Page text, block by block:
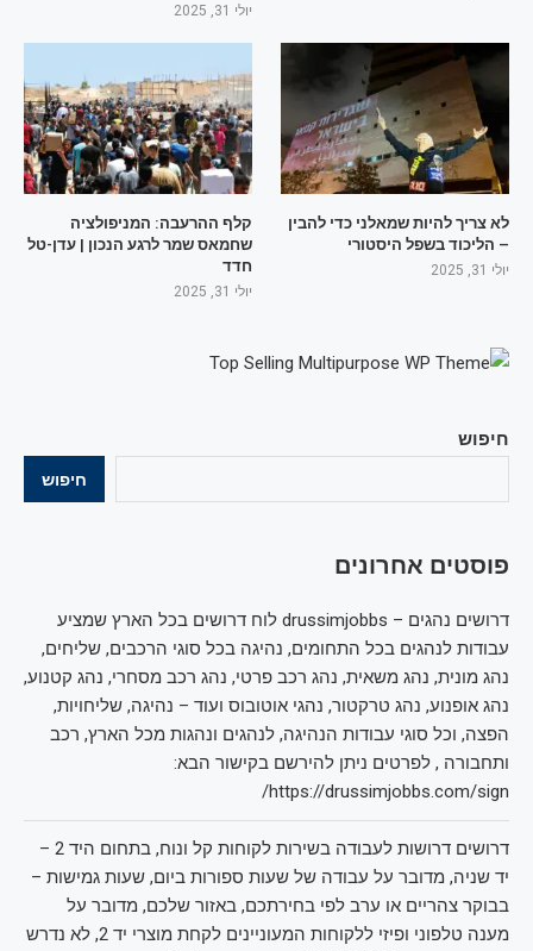
חיפוש
חיפוש
פוסטים אחרונים
דרושים נהגים – drussimjobbs לוח דרושים בכל הארץ שמציע
עבודות לנהגים בכל התחומים, נהיגה בכל סוגי הרכבים, שליחים,
נהג מונית, נהג משאית, נהג רכב פרטי, נהג רכב מסחרי, נהג קטנוע,
נהג אופנוע, נהג טרקטור, נהגי אוטובוס ועוד – נהיגה, שליחויות,
הפצה, וכל סוגי עבודות הנהיגה, לנהגים ונהגות מכל הארץ, רכב
ותחבורה , לפרטים ניתן להירשם בקישור הבא:
https://drussimjobbs.com/sign/
דרושים דרושות לעבודה בשירות לקוחות קל ונוח, בתחום היד 2 –
יד שניה, מדובר על עבודה של שעות ספורות ביום, שעות גמישות –
בבוקר צהריים או ערב לפי בחירתכם, באזור שלכם, מדובר על
מענה טלפוני ופיזי ללקוחות המעוניינים לקחת מוצרי יד 2, לא נדרש
יולי 31, 2025
לא צריך להיות שמאלני כדי להבין
– הליכוד בשפל היסטורי
יולי 31, 2025
קלף ההרעבה: המניפולציה
שחמאס שמר לרגע הנכון | עדן-טל
חדד
יולי 31, 2025